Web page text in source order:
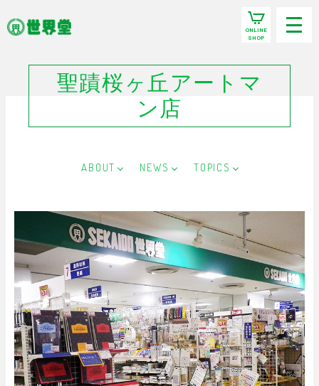
ONLINE
SHOP
聖蹟桜ヶ丘アートマ
ン店
ABOUT NEWS TOPICS